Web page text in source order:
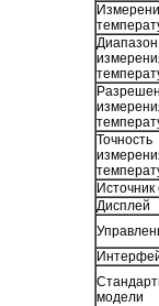
Диапазон
Точность
Источник
Дисплей
модели